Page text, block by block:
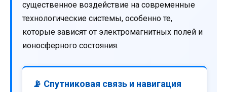
существенное воздействие на современные
технологические системы, особенно те,
которые зависят от электромагнитных полей и
ионосферного состояния.
📡 Спутниковая связь и навигация